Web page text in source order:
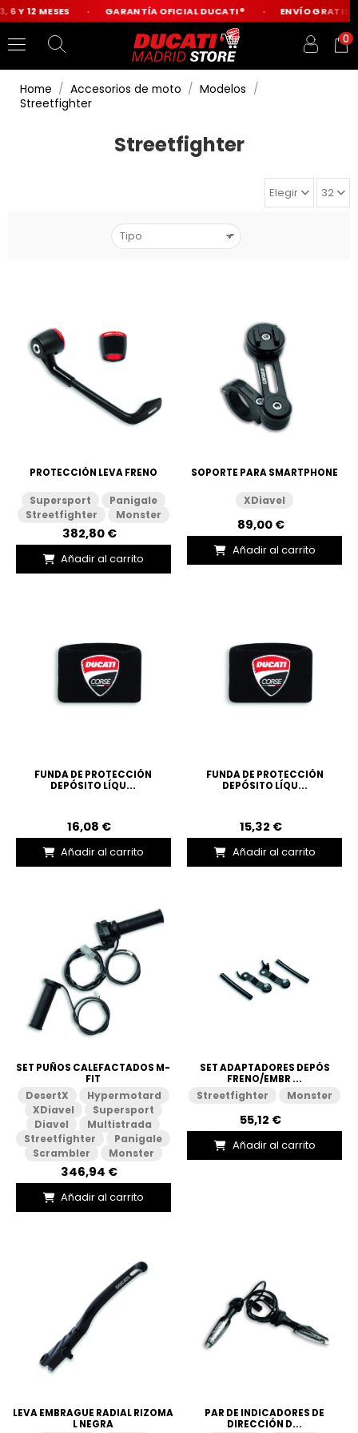
12 MESES GARANTÍA OFICIAL DUCATI® ENVÍO GRATIS
0
Home Accesorios de moto
Modelos
Streetfighter
Streetfighter
Elegir 32
PROTECCIÓN LEVA FRENO
Supersport
Panigale
Streetfighter
Monster
382,80 €
Añadir al carrito
SOPORTE PARA SMARTPHONE
XDiavel
89,00 €
Añadir al carrito
FUNDA DE PROTECCIÓN
DEPÓSITO LÍQU...
16,08 €
Añadir al carrito
FUNDA DE PROTECCIÓN
DEPÓSITO LÍQU...
15,32 €
Añadir al carrito
SET PUÑOS CALEFACTADOS M-
FIT
DesertX
Hypermotard
XDiavel
Supersport
Diavel
Multistrada
Streetfighter
Panigale
Scrambler
Monster
346,94 €
Añadir al carrito
SET ADAPTADORES DEPÓS
FRENO/EMBR ...
Streetfighter Monster
55,12 €
Añadir al carrito
LEVA EMBRAGUE RADIAL RIZOMA
L NEGRA
PAR DE INDICADORES DE
DIRECCIÓN D...